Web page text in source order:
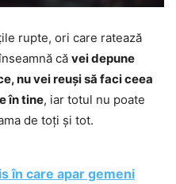
rupte, ori care ratează
că vei depune
nu vei reuși să faci ceea
în tine, iar totul nu poate
de toți și tot.
în care apar gemeni